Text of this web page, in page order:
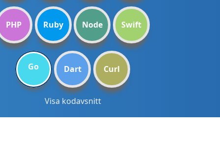
PHP Ruby Node Swift
Go Dart Curl
Visa kodavsnitt